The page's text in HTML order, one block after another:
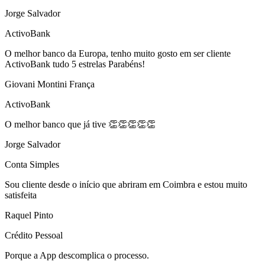
Jorge Salvador
ActivoBank
O melhor banco da Europa, tenho muito gosto em ser cliente
ActivoBank tudo 5 estrelas Parabéns!
Giovani Montini França
ActivoBank
O melhor banco que já tive 👏👏👏👏👏
Jorge Salvador
Conta Simples
Sou cliente desde o início que abriram em Coimbra e estou muito
satisfeita
Raquel Pinto
Crédito Pessoal
Porque a App descomplica o processo.